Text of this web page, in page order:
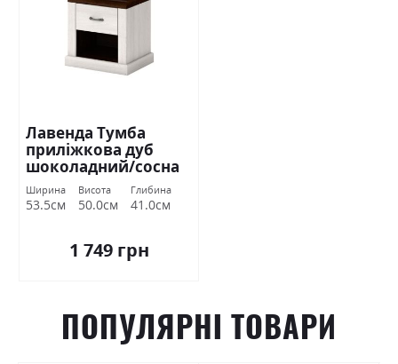
Лавенда Тумба
приліжкова дуб
шоколадний/сосна
норвежська ВМВ
Холдинг
Ширина
53.5см
Висота
50.0см
Глибина
41.0см
1 749 грн
ПОПУЛЯРНІ ТОВАРИ